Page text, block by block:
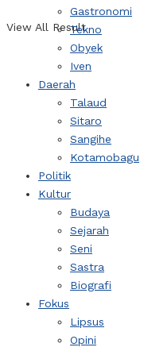
View All Result
Gastronomi
Tekno
Obyek
Iven
Daerah
Talaud
Sitaro
Sangihe
Kotamobagu
Politik
Kultur
Budaya
Sejarah
Seni
Sastra
Biografi
Fokus
Lipsus
Opini